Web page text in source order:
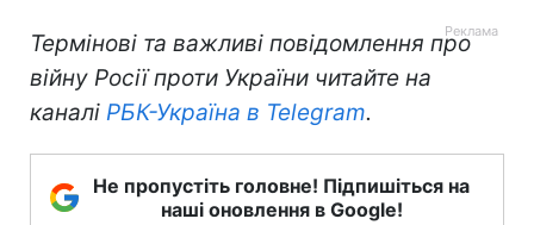
Термінові та важливі повідомлення про
війну Росії проти України читайте на
каналі РБК-Україна в Telegram.
Не пропустіть головне! Підпишіться на
наші оновлення в Google!